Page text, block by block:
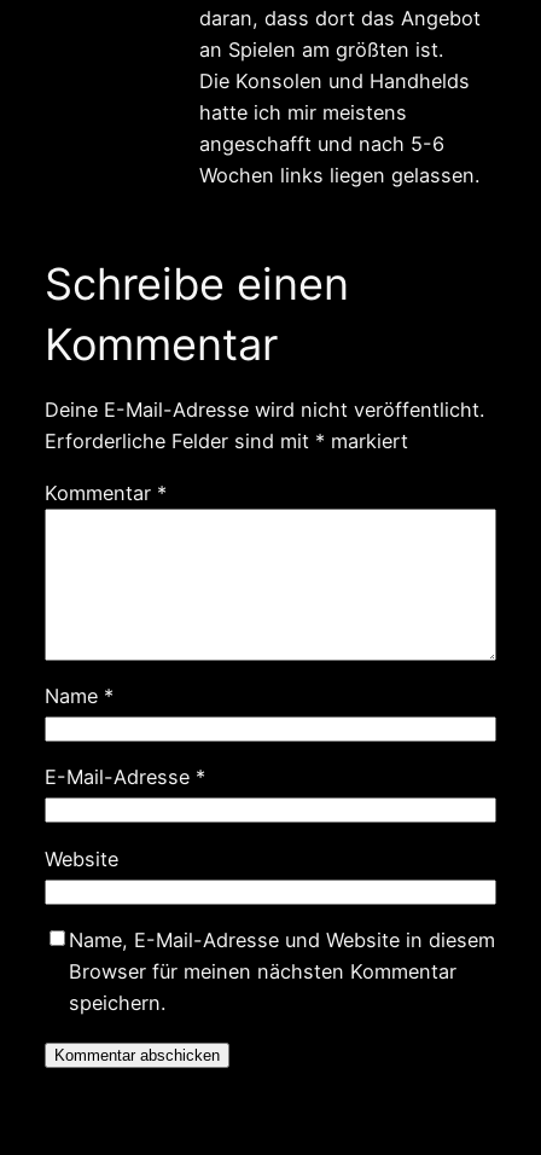
daran, dass dort das Angebot
an Spielen am größten ist.
Die Konsolen und Handhelds
hatte ich mir meistens
angeschafft und nach 5-6
Wochen links liegen gelassen.
Schreibe einen
Kommentar
Deine E-Mail-Adresse wird nicht veröffentlicht.
Erforderliche Felder sind mit * markiert
Kommentar *
Name *
E-Mail-Adresse *
Website
Name, E-Mail-Adresse und Website in diesem
Browser für meinen nächsten Kommentar
speichern.